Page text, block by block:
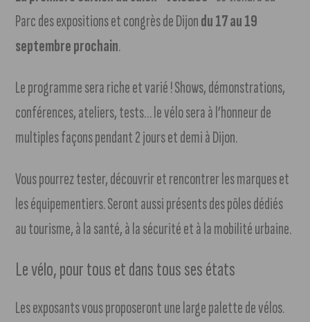
Parc des expositions et congrès de Dijondu 17 au 19
septembre prochain.
Le programme sera riche et varié ! Shows, démonstrations,
conférences, ateliers, tests… le vélo sera à l’honneur de
multiples façons pendant 2 jours et demi à Dijon.
Vous pourrez tester, découvrir et rencontrer les marques et
les équipementiers. Seront aussi présents des pôles dédiés
au tourisme, à la santé, à la sécurité et à la mobilité urbaine.
Le vélo, pour tous et dans tous ses états
Les exposants vous proposeront une large palette de vélos.